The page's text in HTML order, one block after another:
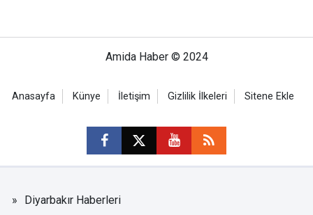
Amida Haber © 2024
Anasayfa Künye İletişim Gizlilik İlkeleri Sitene Ekle
Diyarbakır Haberleri